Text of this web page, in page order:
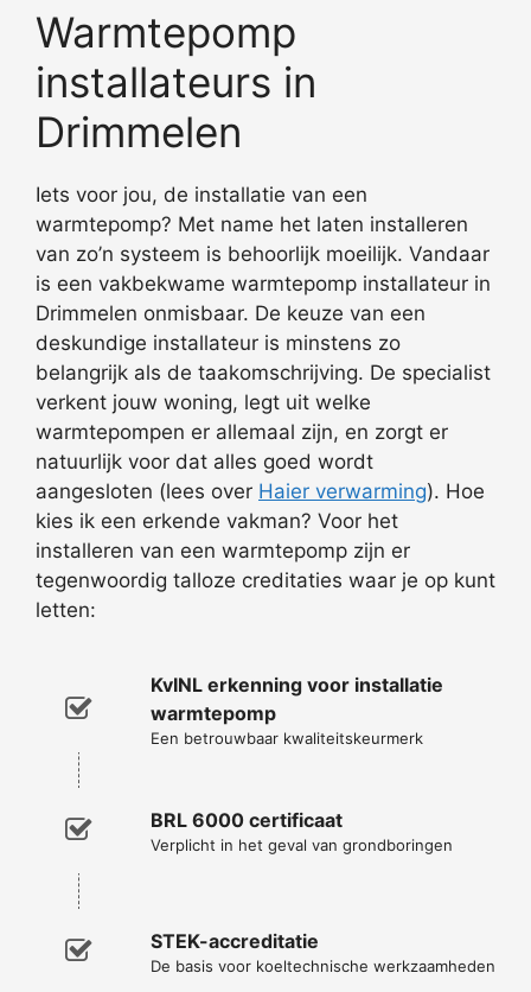
Warmtepomp
installateurs in
Drimmelen
Iets voor jou, de installatie van een
warmtepomp? Met name het laten installeren
van zo’n systeem is behoorlijk moeilijk. Vandaar
is een vakbekwame warmtepomp installateur in
Drimmelen onmisbaar. De keuze van een
deskundige installateur is minstens zo
belangrijk als de taakomschrijving. De specialist
verkent jouw woning, legt uit welke
warmtepompen er allemaal zijn, en zorgt er
natuurlijk voor dat alles goed wordt
aangesloten (lees over Haier verwarming). Hoe
kies ik een erkende vakman? Voor het
installeren van een warmtepomp zijn er
tegenwoordig talloze creditaties waar je op kunt
letten:
KvINL erkenning voor installatie
warmtepomp
Een betrouwbaar kwaliteitskeurmerk
BRL 6000 certificaat
Verplicht in het geval van grondboringen
STEK-accreditatie
De basis voor koeltechnische werkzaamheden